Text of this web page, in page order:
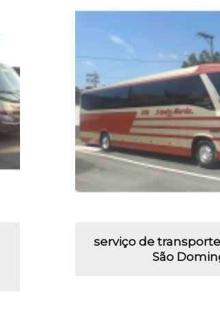
serviço de
São